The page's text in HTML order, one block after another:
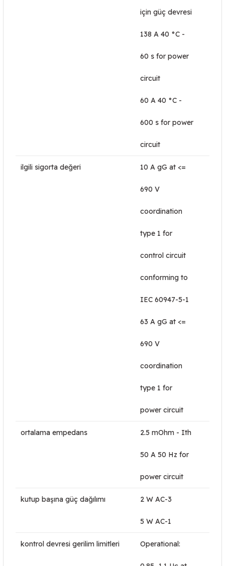
için güç devresi
138 A 40 °C -
60 s for power
circuit
60 A 40 °C -
600 s for power
circuit
ilgili sigorta değeri 10 A gG at <=
690 V
coordination
type 1 for
control circuit
conforming to
IEC 60947-5-1
63 A gG at <=
690 V
coordination
type 1 for
power circuit
ortalama empedans 2.5 mOhm - Ith
50 A 50 Hz for
power circuit
kutup başına güç dağılımı 2 W AC-3
5 W AC-1
kontrol devresi gerilim limitleri Operational: